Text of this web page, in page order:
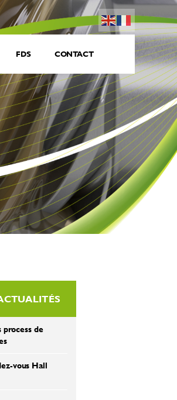
FDS CONTACT
de
vous Hall